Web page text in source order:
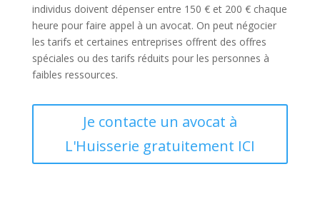
individus doivent dépenser entre 150 € et 200 € chaque
heure pour faire appel à un avocat. On peut négocier
les tarifs et certaines entreprises offrent des offres
spéciales ou des tarifs réduits pour les personnes à
faibles ressources.
Je contacte un avocat à
L'Huisserie gratuitement ICI